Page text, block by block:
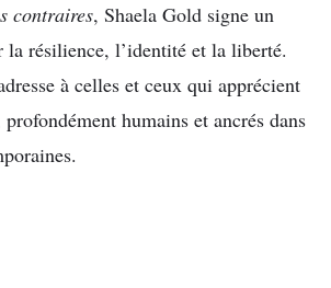
contraires, Shaela Gold signe un
la résilience, l’identité et la liberté.
à celles et ceux qui apprécient
humains et ancrés dans